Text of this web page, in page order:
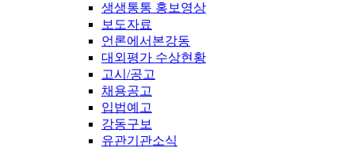
생생통통 홍보영상
보도자료
언론에서본강동
대외평가 수상현황
고시/공고
채용공고
입법예고
강동구보
유관기관소식